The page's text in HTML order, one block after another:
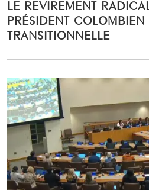
LE REVIREMENT
PRÉSIDENT COLOMBIEN
TRANSITIONNELLE